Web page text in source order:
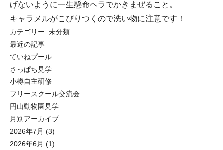
げないように一生懸命ヘラでかきまぜること。
キャラメルがこびりつくので洗い物に注意です！
カテゴリー: 未分類
最近の記事
ていねプール
さっぱち見学
小樽自主研修
フリースクール交流会
円山動物園見学
月別アーカイブ
2026年7月 (3)
2026年6月 (1)